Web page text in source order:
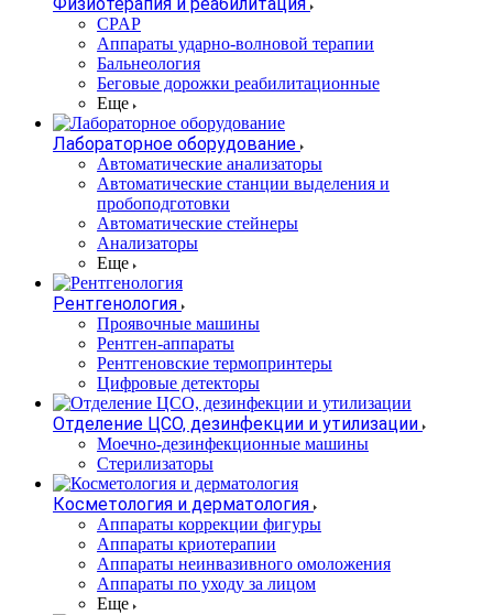
CPAP
Аппараты ударно-волновой терапии
Бальнеология
Беговые дорожки реабилитационные
Еще
Лабораторное оборудование
Автоматические анализаторы
Автоматические станции выделения и
пробоподготовки
Автоматические стейнеры
Анализаторы
Еще
Рентгенология
Проявочные машины
Рентген-аппараты
Рентгеновские термопринтеры
Цифровые детекторы
Отделение ЦСО, дезинфекции и утилизации
Моечно-дезинфекционные машины
Стерилизаторы
Косметология и дерматология
Аппараты коррекции фигуры
Аппараты криотерапии
Аппараты неинвазивного омоложения
Аппараты по уходу за лицом
Еще